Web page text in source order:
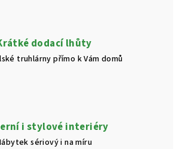
dodací lhůty
truhlárny přímo k Vám domů
i stylové interiéry
sériový i na míru